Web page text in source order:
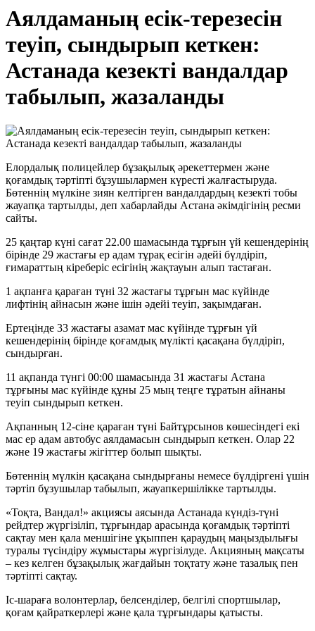
Аялдаманың есік-терезесін
теуіп, сындырып кеткен:
Астанада кезекті вандалдар
табылып, жазаланды
Елордалық полицейлер бұзақылық әрекеттермен және
қоғамдық тәртіпті бұзушылармен күресті жалғастыруда.
Бөтеннің мүлкіне зиян келтірген вандалдардың кезекті тобы
жауапқа тартылды, деп хабарлайды Астана әкімдігінің ресми
сайты.
25 қаңтар күні сағат 22.00 шамасында тұрғын үй кешендерінің
бірінде 29 жастағы ер адам тұрақ есігін әдейі бүлдіріп,
ғимараттың кіреберіс есігінің жақтауын алып тастаған.
1 ақпанға қараған түні 32 жастағы тұрғын мас күйінде
лифтінің айнасын және ішін әдейі теуіп, зақымдаған.
Ертеңінде 33 жастағы азамат мас күйінде тұрғын үй
кешендерінің бірінде қоғамдық мүлікті қасақана бүлдіріп,
сындырған.
11 ақпанда түнгі 00:00 шамасында 31 жастағы Астана
тұрғыны мас күйінде құны 25 мың теңге тұратын айнаны
теуіп сындырып кеткен.
Ақпанның 12-сіне қараған түні Байтұрсынов көшесіндегі екі
мас ер адам автобус аялдамасын сындырып кеткен. Олар 22
және 19 жастағы жігіттер болып шықты.
Бөтеннің мүлкін қасақана сындырғаны немесе бүлдіргені үшін
тәртіп бұзушылар табылып, жауапкершілікке тартылды.
«Тоқта, Вандал!» акциясы аясында Астанада күндіз-түні
рейдтер жүргізіліп, тұрғындар арасында қоғамдық тәртіпті
сақтау мен қала меншігіне ұқыппен қараудың маңыздылығы
туралы түсіндіру жұмыстары жүргізілуде. Акцияның мақсаты
– кез келген бұзақылық жағдайын тоқтату және тазалық пен
тәртіпті сақтау.
Іс-шараға волонтерлар, белсенділер, белгілі спортшылар,
қоғам қайраткерлері және қала тұрғындары қатысты.